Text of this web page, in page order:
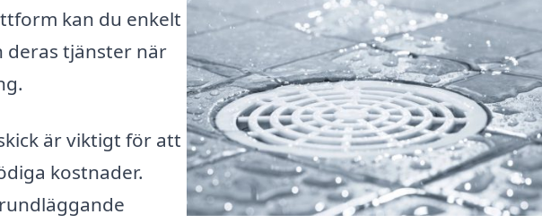
kan du enkelt
deras tjänster när
är viktigt för att
kostnader.